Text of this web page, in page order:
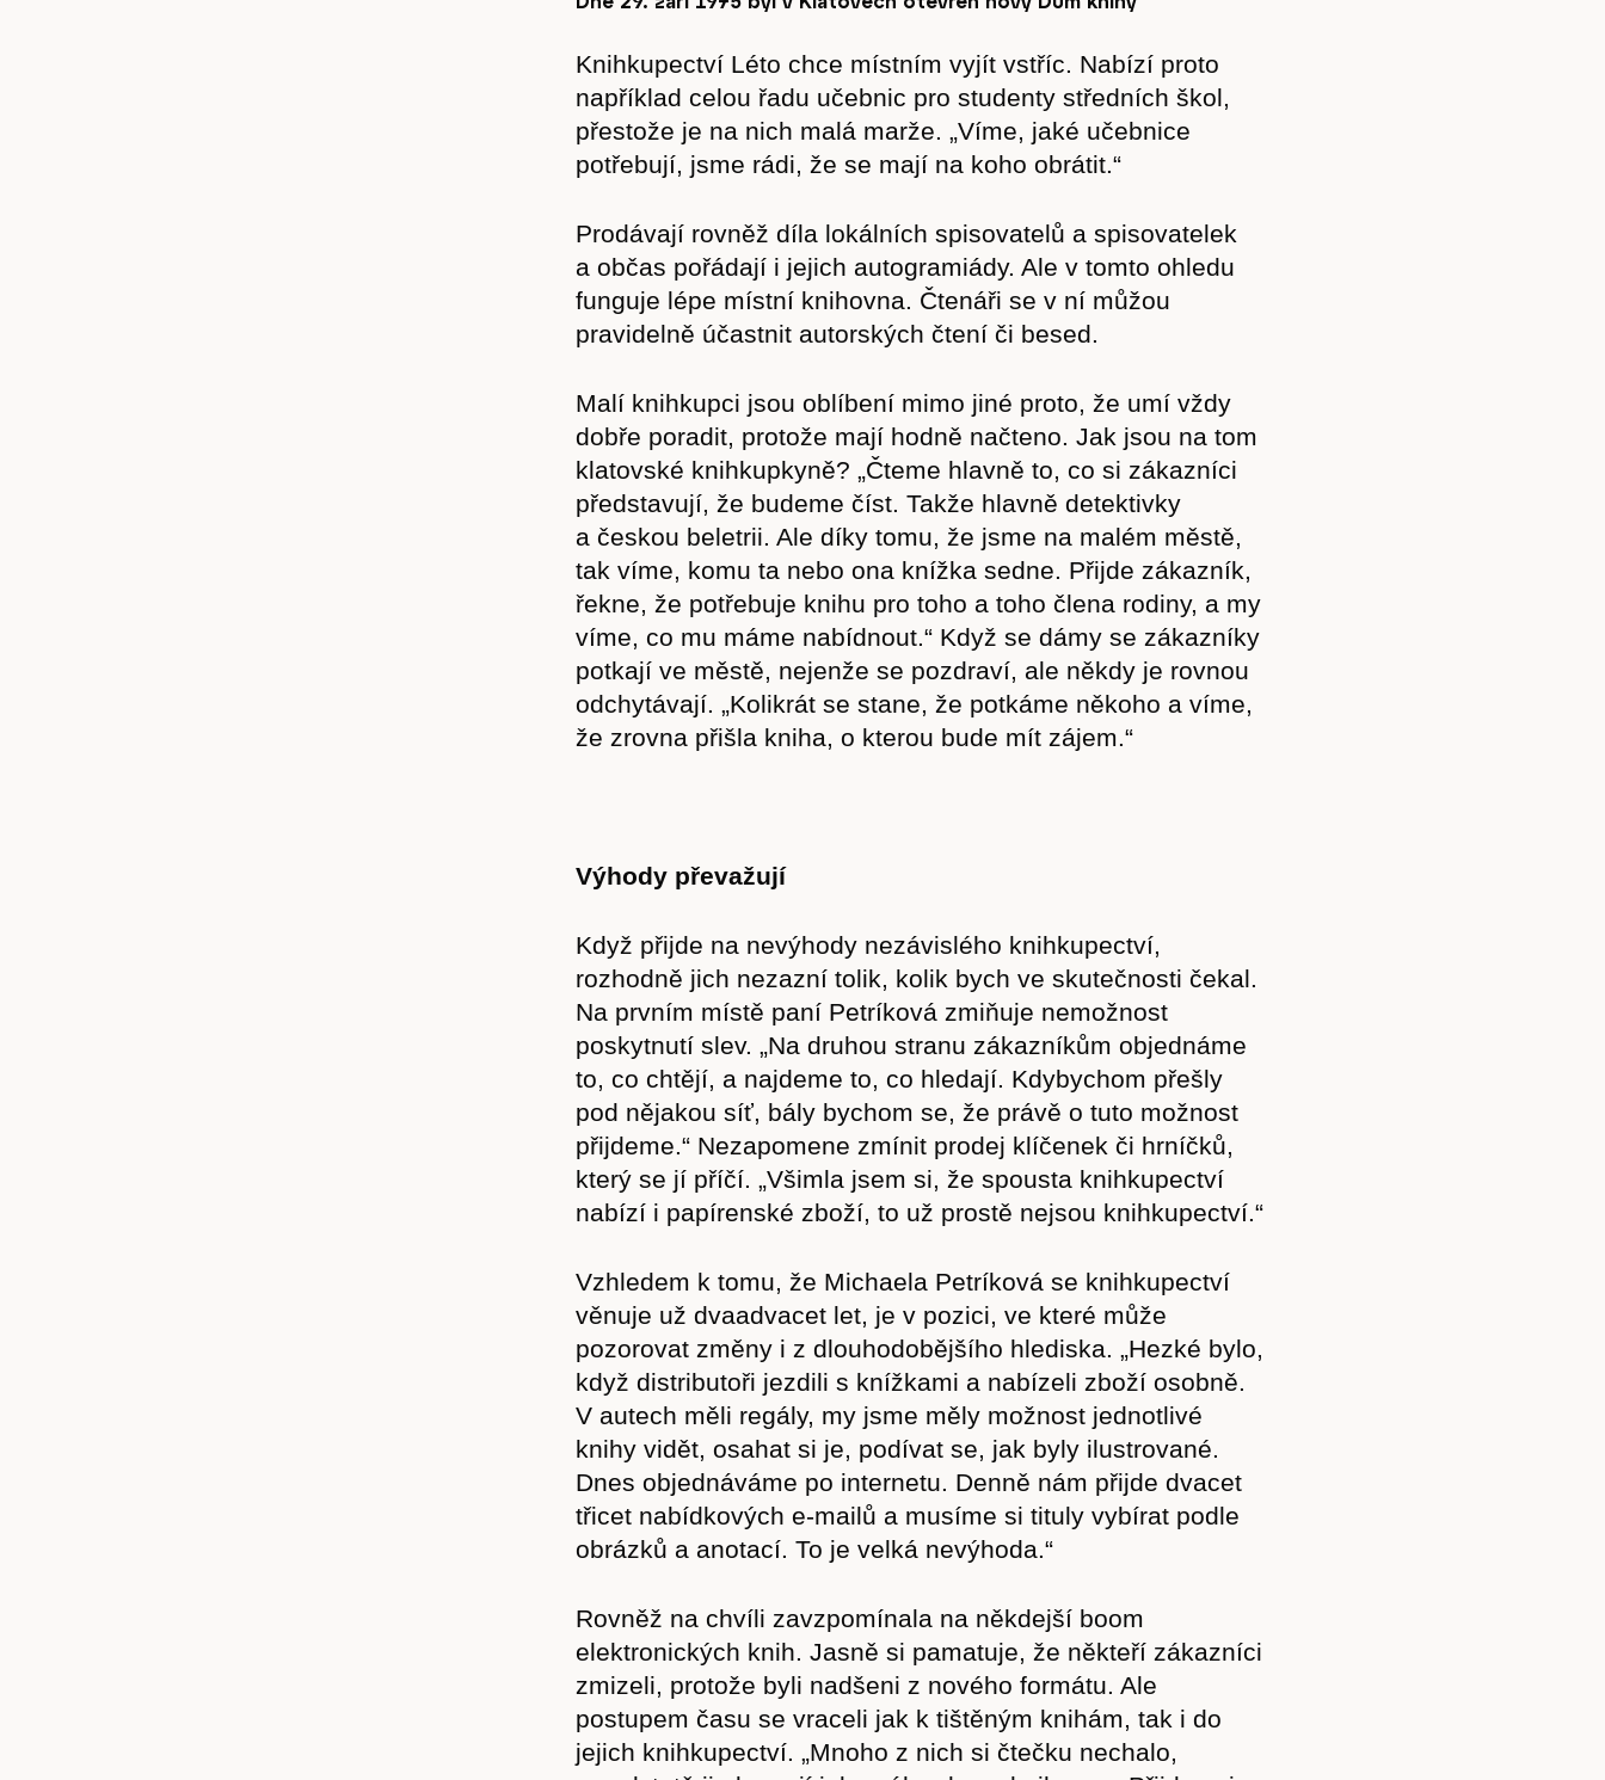
Časopis
Obchod
Knihkupectví Léto chce místním vyjít vstříc. Nabízí proto
například celou řadu učebnic pro studenty středních škol,
přestože je na nich malá marže. „Víme, jaké učebnice
potřebují, jsme rádi, že se mají na koho obrátit.“
Prodávají rovněž díla lokálních spisovatelů a spisovatelek
a občas pořádají i jejich autogramiády. Ale v tomto ohledu
funguje lépe místní knihovna. Čtenáři se v ní můžou
pravidelně účastnit autorských čtení či besed.
Malí knihkupci jsou oblíbení mimo jiné proto, že umí vždy
dobře poradit, protože mají hodně načteno. Jak jsou na tom
klatovské knihkupkyně? „Čteme hlavně to, co si zákazníci
představují, že budeme číst. Takže hlavně detektivky
a českou beletrii. Ale díky tomu, že jsme na malém městě,
tak víme, komu ta nebo ona knížka sedne. Přijde zákazník,
řekne, že potřebuje knihu pro toho a toho člena rodiny, a my
víme, co mu máme nabídnout.“ Když se dámy se zákazníky
potkají ve městě, nejenže se pozdraví, ale někdy je rovnou
odchytávají. „Kolikrát se stane, že potkáme někoho a víme,
že zrovna přišla kniha, o kterou bude mít zájem.“
Výhody převažují
Když přijde na nevýhody nezávislého knihkupectví,
rozhodně jich nezazní tolik, kolik bych ve skutečnosti čekal.
Na prvním místě paní Petríková zmiňuje nemožnost
poskytnutí slev. „Na druhou stranu zákazníkům objednáme
to, co chtějí, a najdeme to, co hledají. Kdybychom přešly
pod nějakou síť, bály bychom se, že právě o tuto možnost
přijdeme.“ Nezapomene zmínit prodej klíčenek či hrníčků,
který se jí příčí. „Všimla jsem si, že spousta knihkupectví
nabízí i papírenské zboží, to už prostě nejsou knihkupectví.“
Vzhledem k tomu, že Michaela Petríková se knihkupectví
věnuje už dvaadvacet let, je v pozici, ve které může
pozorovat změny i z dlouhodobějšího hlediska. „Hezké bylo,
když distributoři jezdili s knížkami a nabízeli zboží osobně.
V autech měli regály, my jsme měly možnost jednotlivé
knihy vidět, osahat si je, podívat se, jak byly ilustrované.
Dnes objednáváme po internetu. Denně nám přijde dvacet
třicet nabídkových e-mailů a musíme si tituly vybírat podle
obrázků a anotací. To je velká nevýhoda.“
Rovněž na chvíli zavzpomínala na někdejší boom
elektronických knih. Jasně si pamatuje, že někteří zákazníci
zmizeli, protože byli nadšeni z nového formátu. Ale
postupem času se vraceli jak k tištěným knihám, tak i do
jejich knihkupectví. „Mnoho z nich si čtečku nechalo,